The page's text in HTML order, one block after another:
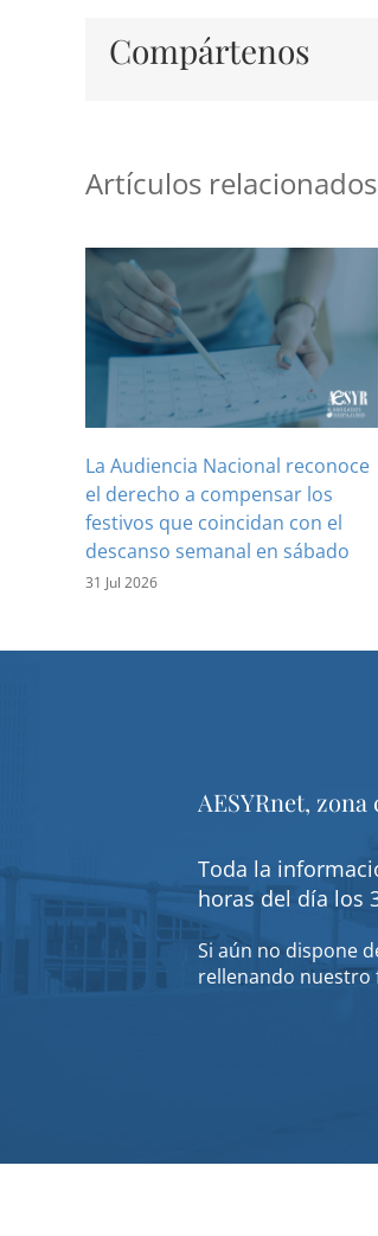
Compártenos
Artículos relacionados
La Audiencia Nacional reconoce
el derecho a compensar los
festivos que coincidan con el
descanso semanal en sábado
31 Jul 2026
AESYRnet,
Toda la
horas del día los
Si aún no dispone
rellenando nuestro